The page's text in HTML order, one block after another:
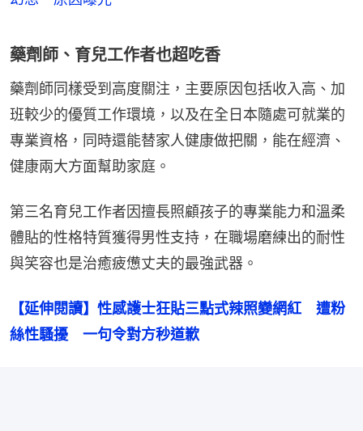
藥劑師、育兒工作者也超吃香
藥劑師同樣受到高度關注，主要原因包括收入高、加
班較少的優質工作環境，以及在全日本隨處可就業的
專業資格，同時還能替家人健康做把關，能在經濟、
健康兩大方面幫助家庭。
第三名育兒工作者因擅長照顧孩子的專業能力和溫柔
體貼的性格特質獲得男性支持，在職場磨練出的耐性
與笑容也是治癒疲憊丈夫的最強武器。
【延伸閱讀】性感護士狂貼三點式辣照變網紅　遭粉
絲性騷擾　一句令對方秒道歉